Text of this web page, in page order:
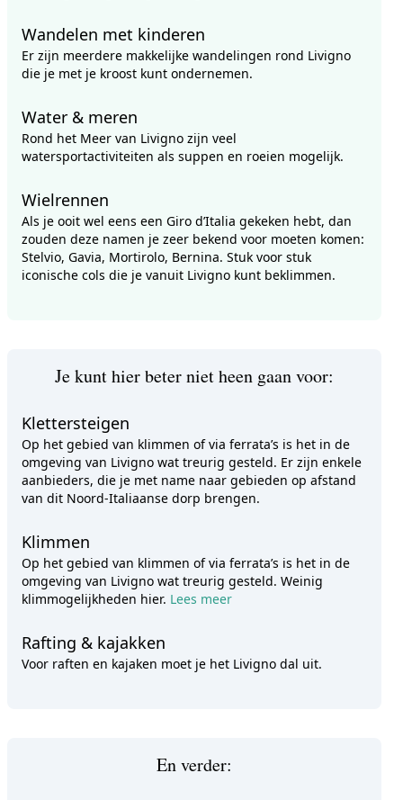
Wandelen met kinderen
Er zijn meerdere makkelijke wandelingen rond Livigno
die je met je kroost kunt ondernemen.
Water & meren
Rond het Meer van Livigno zijn veel
watersportactiviteiten als suppen en roeien mogelijk.
Wielrennen
Als je ooit wel eens een Giro d’Italia gekeken hebt, dan
zouden deze namen je zeer bekend voor moeten komen:
Stelvio, Gavia, Mortirolo, Bernina. Stuk voor stuk
iconische cols die je vanuit Livigno kunt beklimmen.
Je kunt hier beter niet heen gaan voor:
Klettersteigen
Op het gebied van klimmen of via ferrata’s is het in de
omgeving van Livigno wat treurig gesteld. Er zijn enkele
aanbieders, die je met name naar gebieden op afstand
van dit Noord-Italiaanse dorp brengen.
Klimmen
Op het gebied van klimmen of via ferrata’s is het in de
omgeving van Livigno wat treurig gesteld. Weinig
klimmogelijkheden hier. Lees meer
Rafting & kajakken
Voor raften en kajaken moet je het Livigno dal uit.
En verder: